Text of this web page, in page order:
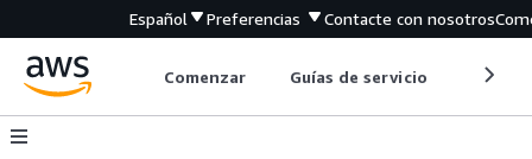
Español Preferencias Contacte con nosotros
Comenzar Guías de servicio